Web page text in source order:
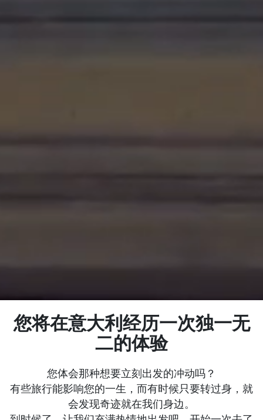
您将在意大利经历一次独一无
二的体验
您体会那种想要立刻出发的冲动吗？
有些旅行能影响您的一生，而有时候只要转过身，就
会发现奇迹就在我们身边。